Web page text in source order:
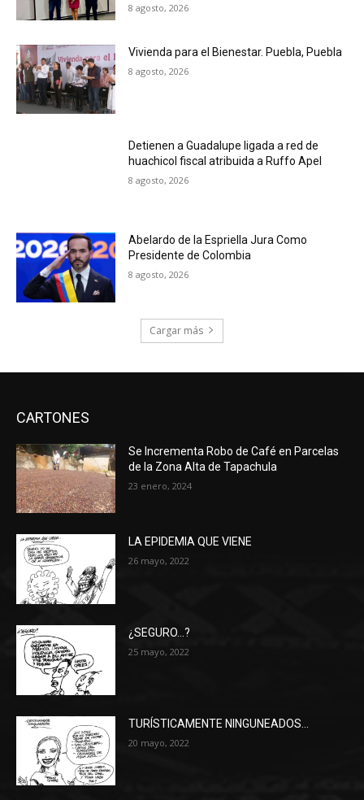
8 agosto, 2026
Vivienda para el Bienestar. Puebla, Puebla
8 agosto, 2026
Detienen a Guadalupe ligada a red de
huachicol fiscal atribuida a Ruffo Apel
8 agosto, 2026
Abelardo de la Espriella Jura Como
Presidente de Colombia
8 agosto, 2026
Cargar más
CARTONES
Se Incrementa Robo de Café en Parcelas
de la Zona Alta de Tapachula
23 enero, 2024
LA EPIDEMIA QUE VIENE
26 mayo, 2022
¿SEGURO…?
25 mayo, 2022
TURÍSTICAMENTE NINGUNEADOS…
20 mayo, 2022